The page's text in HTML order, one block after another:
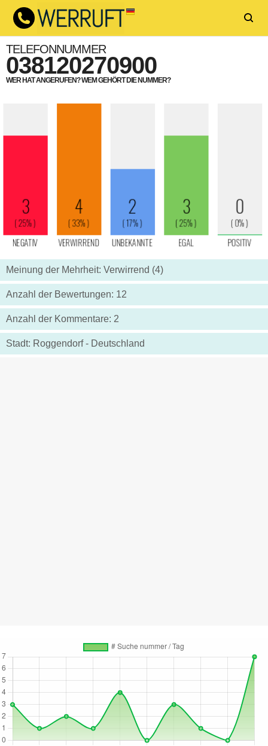
TELEFONNUMMER
038120270900
WER HAT ANGERUFEN? WEM GEHÖRT DIE NUMMER?
Meinung der Mehrheit: Verwirrend (4)
Anzahl der Bewertungen: 12
Anzahl der Kommentare: 2
Stadt: Roggendorf - Deutschland